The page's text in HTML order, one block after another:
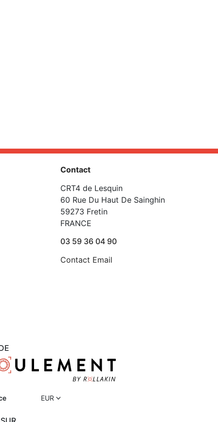
Contact
CRT4 de Lesquin
60 Rue Du Haut De Sainghin
59273 Fretin
FRANCE
03 59 36 04 90
Contact Email
EUR